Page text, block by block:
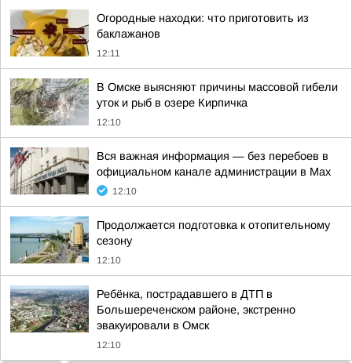
Огородные находки: что приготовить из
баклажанов
12:11
В Омске выясняют причины массовой гибели
уток и рыб в озере Кирпичка
12:10
Вся важная информация — без перебоев в
официальном канале администрации в Мах
12:10
Продолжается подготовка к отопительному
сезону
12:10
Ребёнка, пострадавшего в ДТП в
Большереченском районе, экстренно
эвакуировали в Омск
12:10